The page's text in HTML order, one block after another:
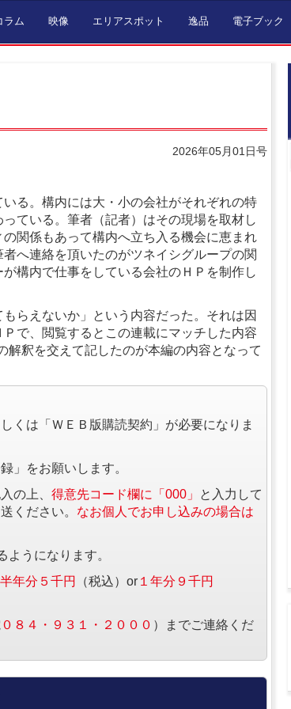
ラム 映像 エリアスポット 逸品 電子ブック
2026年05月01日号
る。構内には大・小の会社がそれぞれの特
ている。筆者（記者）はその現場を取材し
関係もあって構内へ立ち入る機会に恵まれ
へ連絡を頂いたのがツネイシグループの関
構内で仕事をしている会社のＨＰを制作し
らえないか」という内容だった。それは因
で、閲覧するとこの連載にマッチした内容
釈を交えて記したのが本編の内容となって
くは「ＷＥＢ版購読契約」が必要になりま
」をお願いします。
の上、 得意先コード欄に「000」
と入力して
ください。 なお個人でお申し込みの場合は
うになります。
半年分５千円 （税込）or １年分９千円
０８４・９３１・２０００ ）までご連絡くだ